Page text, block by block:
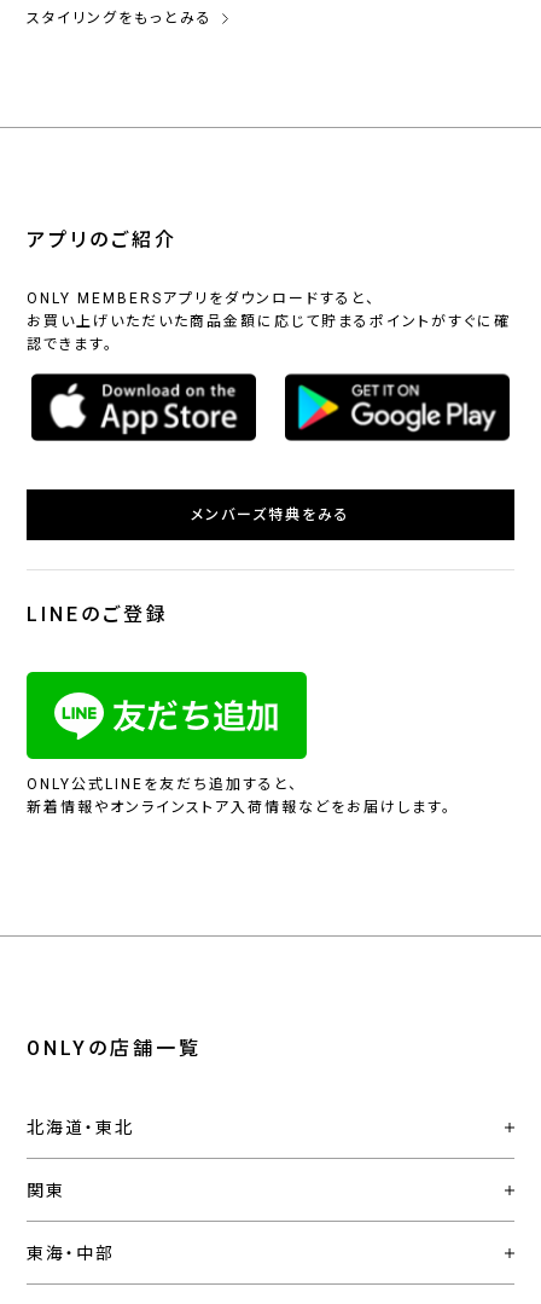
スタイリングをもっとみる
アプリのご紹介
ONLY MEMBERSアプリをダウンロードすると、
お買い上げいただいた商品金額に応じて貯まるポイントがすぐに確
認できます。
メンバーズ特典をみる
LINEのご登録
ONLY公式LINEを友だち追加すると、
新着情報やオンラインストア入荷情報などをお届けします。
ONLYの店舗一覧
北海道・東北
関東
東海・中部